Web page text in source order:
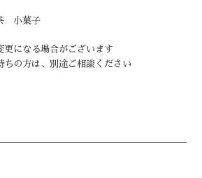
小菓子
更になる場合がございます
ちの方は、別途ご相談ください